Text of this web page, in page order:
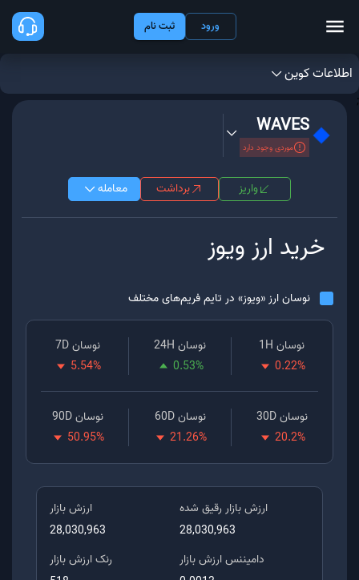
ورود ثبت نام
اطلاعات کوین
;
WAVES
موردی وجود دارد
واریز برداشت معامله
خرید ارزویوز
نوسان ارز «ویوز» در تایم فریم‌های مختلف
نوسان 1H
0.22%
نوسان 24H
0.53%
نوسان 7D
5.54%
نوسان 30D
20.2%
نوسان 60D
21.26%
نوسان 90D
50.95%
ارزش بازار
28,030,963
ارزش بازار رقیق شده
28,030,963
رنک ارزش بازار
دامیننس ارزش بازار